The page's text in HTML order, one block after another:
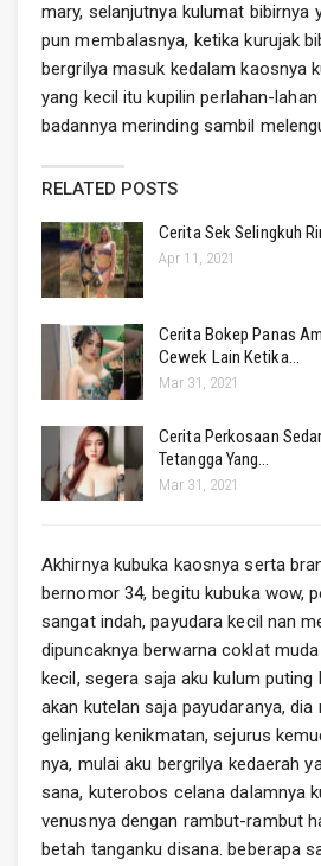
mary, selanjutnya kulumat bibirnya
pun membalasnya, ketika kurujak
bergrilya masuk kedalam kaosnya
yang kecil itu kupilin perlahan-
badannya merinding sambil
RELATED POSTS
Cerita Sek Selingkuh
Apr 11, 2021
Cerita Bokep Panas
Cewek Lain Ketika…
Mar 31, 2021
Cerita Perkosaan
Tetangga Yang…
Mar 31, 2021
Akhirnya kubuka kaosnya serta
bernomor 34, begitu kubuka wow,
sangat indah, payudara kecil nan
dipuncaknya berwarna coklat
kecil, segera saja aku kulum puting
akan kutelan saja payudaranya, dia
gelinjang kenikmatan, sejurus
nya, mulai aku bergrilya kedaerah
sana, kuterobos celana dalamnya
venusnya dengan rambut-rambut
betah tanganku disana. beberapa